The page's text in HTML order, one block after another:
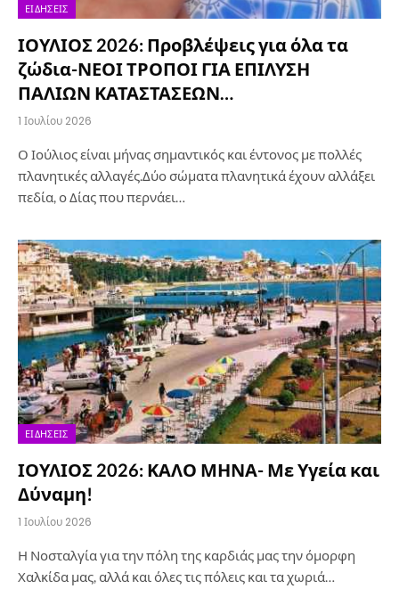
ΕΙΔΉΣΕΙΣ
ΙΟΥΛΙΟΣ 2026: Προβλέψεις για όλα τα
ζώδια-ΝΕΟΙ ΤΡΟΠΟΙ ΓΙΑ ΕΠΙΛΥΣΗ
ΠΑΛΙΩΝ ΚΑΤΑΣΤΑΣΕΩΝ…
1 Ιουλίου 2026
Ο Ιούλιος είναι μήνας σημαντικός και έντονος με πολλές
πλανητικές αλλαγές.Δύο σώματα πλανητικά έχουν αλλάξει
πεδία, ο Δίας που περνάει…
ΕΙΔΉΣΕΙΣ
ΙΟΥΛΙΟΣ 2026: ΚΑΛΟ ΜΗΝΑ- Με Υγεία και
Δύναμη!
1 Ιουλίου 2026
Η Νοσταλγία για την πόλη της καρδιάς μας την όμορφη
Χαλκίδα μας, αλλά και όλες τις πόλεις και τα χωριά…